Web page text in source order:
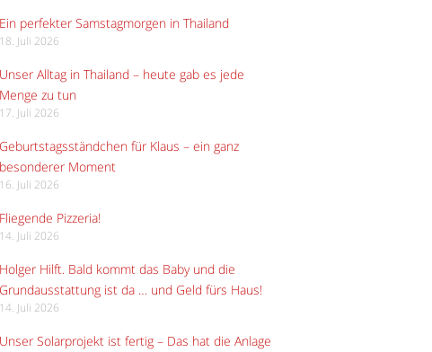
Ein perfekter Samstagmorgen in Thailand
18. Juli 2026
Unser Alltag in Thailand – heute gab es jede
Menge zu tun
17. Juli 2026
Geburtstagsständchen für Klaus – ein ganz
besonderer Moment
16. Juli 2026
Fliegende Pizzeria!
14. Juli 2026
Holger Hilft. Bald kommt das Baby und die
Grundausstattung ist da … und Geld fürs Haus!
14. Juli 2026
Unser Solarprojekt ist fertig – Das hat die Anlage